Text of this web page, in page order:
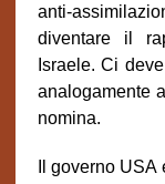
anti-
diventare il
Israele. Ci
analogamente
nomina.
Il governo